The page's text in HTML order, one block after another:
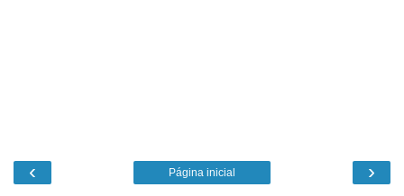
‹ ›
Página inicial